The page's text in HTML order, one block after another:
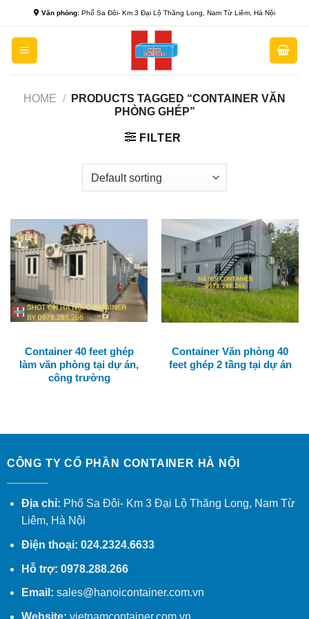
content
Văn phòng: Phố Sa Đôi- Km 3 Đại Lộ Thăng Long, Nam Từ Liêm, Hà Nội
HOME /
PRODUCTS TAGGED “CONTAINER VĂN
PHÒNG GHÉP”
FILTER
Container 40 feet ghép
làm văn phòng tại dự án,
công trường
Container Văn phòng 40
feet ghép 2 tầng tại dự án
CÔNG TY CỔ PHẦN CONTAINER HÀ NỘI
Địa chỉ: Phố Sa Đôi- Km 3 Đại Lộ Thăng Long, Nam Từ
Liêm, Hà Nội
Điện thoại: 024.2324.6633
Hỗ trợ: 0978.288.266
Email: sales@hanoicontainer.com.vn
Website: vietnamcontainer.com.vn